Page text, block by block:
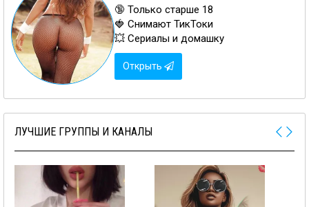
🔞 Только старше 18
🍓 Снимают ТикТоки
💥 Сериалы и домашку
Открыть
ЛУЧШИЕ ГРУППЫ И КАНАЛЫ